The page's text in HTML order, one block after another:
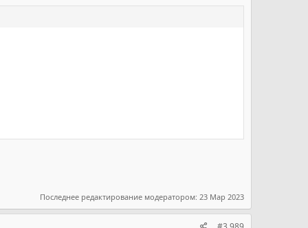
Последнее редактирование модератором: 23 Мар 2023